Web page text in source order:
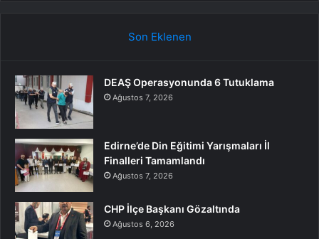
Son Eklenen
DEAŞ Operasyonunda 6 Tutuklama
Ağustos 7, 2026
Edirne’de Din Eğitimi Yarışmaları İl
Finalleri Tamamlandı
Ağustos 7, 2026
CHP İlçe Başkanı Gözaltında
Ağustos 6, 2026